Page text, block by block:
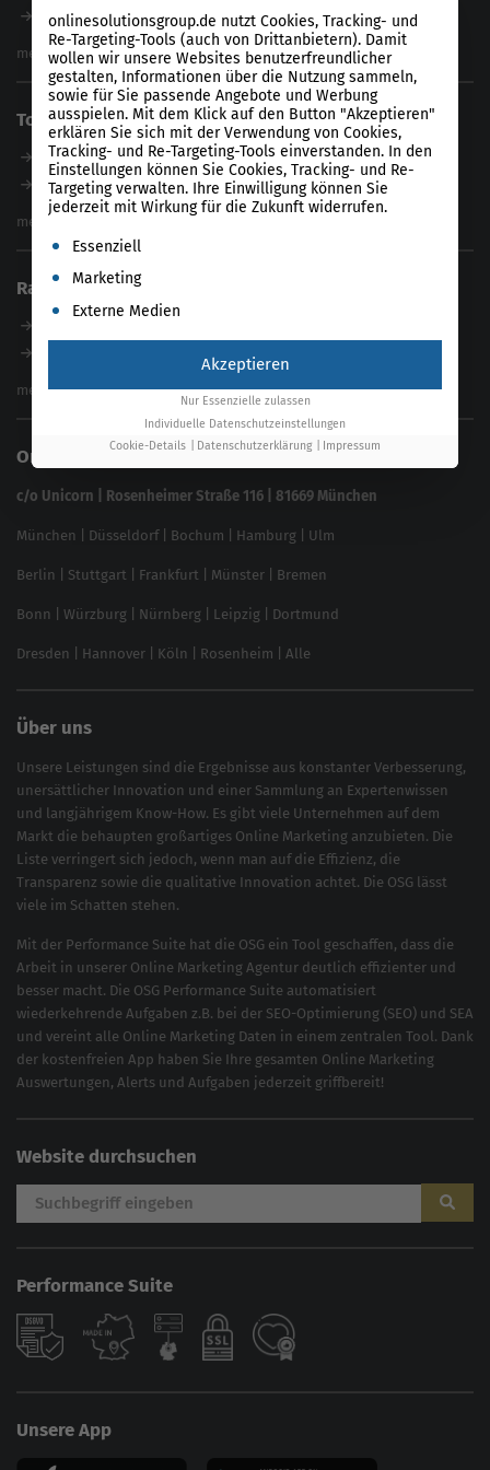
Magazin
Webinare
B2B SEO Agentur
Inhouse SEO Agentur
SEO Audit
E-Commerce SEO Agentur
Enterprise SEO Agentur
Workshops
mehr anzeigen
Tools
Unser Tool
Product-Feed-CMS
Website Analyse
Content Tool
Enterprise SEO Tool
Ladezeiten-Check
Keyword Datenbank
mehr anzeigen
Ratgeber
Die besten Keywords finden
Linkbuilding 2025
Local SEO
SEO für Online Shops
Brand Monitoring 2025
mehr anzeigen
Online Solutions Group GmbH
c/o Unicorn | Rosenheimer Straße 116 | 81669 München
München Düsseldorf| Bochum Hamburg Ulm
Berlin Stuttgart Frankfurt Münster Bremen
Bonn Würzburg Nürnberg Leipzig Dortmund
Dresden Hannover Köln Rosenheim Alle
Über uns
Unsere Leistungen sind die Ergebnisse aus konstanter Verbesserung,
unersättlicher Innovation und einer Sammlung an Expertenwissen
und langjährigem Know-How. Es gibt viele Unternehmen auf dem
Markt die behaupten großartiges Online Marketing anzubieten. Die
Liste verringert sich jedoch, wenn man auf die Effizienz, die
Transparenz sowie die qualitative Innovation achtet. Die OSG lässt
viele im Schatten stehen.
Mit der Performance Suite hat die OSG ein Tool geschaffen, dass die
Arbeit in unserer Online Marketing Agentur deutlich effizienter und
besser macht. Die OSG Performance Suite automatisiert
wiederkehrende Aufgaben z.B. bei der SEO-Optimierung (SEO) und SEA
und vereint alle Online Marketing Daten in einem zentralen Tool. Dank
der kostenfreien App haben Sie Ihre gesamten Online Marketing
Auswertungen, Alerts und Aufgaben jederzeit griffbereit!
Website durchsuchen
Performance Suite
Unsere App
onlinesolutionsgroup.de nutzt Cookies, Tracking- und
Re-Targeting-Tools (auch von Drittanbietern). Damit
wollen wir unsere Websites benutzerfreundlicher
gestalten, Informationen über die Nutzung sammeln,
sowie für Sie passende Angebote und Werbung
ausspielen. Mit dem Klick auf den Button "Akzeptieren"
erklären Sie sich mit der Verwendung von Cookies,
Tracking- und Re-Targeting-Tools einverstanden. In den
Einstellungen können Sie Cookies, Tracking- und Re-
Targeting verwalten. Ihre Einwilligung können Sie
jederzeit mit Wirkung für die Zukunft widerrufen.
Es folgt eine Liste der Service-Gruppen, für die eine
Essenziell
Marketing
Externe Medien
Akzeptieren
Nur Essenzielle zulassen
Individuelle Datenschutzeinstellungen
Cookie-Details
Datenschutzerklärung Impressum